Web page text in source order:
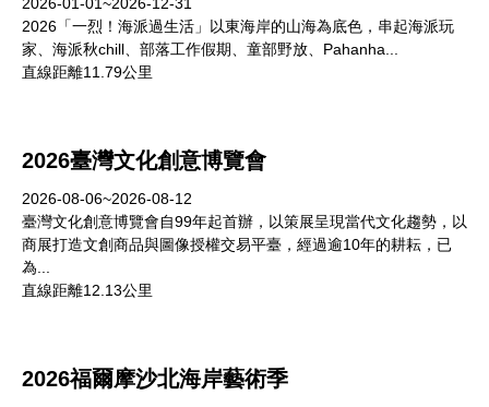
2026「一烈！海派過生活」以東海岸的山海為底色，串起海派玩
家、海派秋chill、部落工作假期、童部野放、Pahanha...
直線距離11.79公里
2026臺灣文化創意博覽會
2026-08-06~2026-08-12
臺灣文化創意博覽會自99年起首辦，以策展呈現當代文化趨勢，以
商展打造文創商品與圖像授權交易平臺，經過逾10年的耕耘，已
為...
直線距離12.13公里
2026福爾摩沙北海岸藝術季